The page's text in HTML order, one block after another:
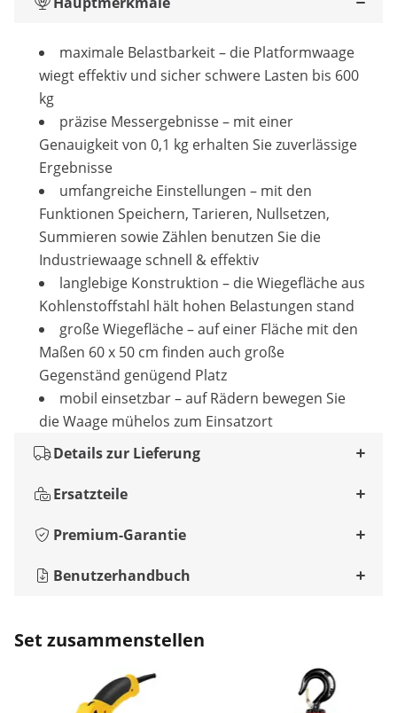
maximale Belastbarkeit – die Platformwaage
wiegt effektiv und sicher schwere Lasten bis 600
kg
präzise Messergebnisse – mit einer
Genauigkeit von 0,1 kg erhalten Sie zuverlässige
Ergebnisse
umfangreiche Einstellungen – mit den
Funktionen Speichern, Tarieren, Nullsetzen,
Summieren sowie Zählen benutzen Sie die
Industriewaage schnell & effektiv
langlebige Konstruktion – die Wiegefläche aus
Kohlenstoffstahl hält hohen Belastungen stand
große Wiegefläche – auf einer Fläche mit den
Maßen 60 x 50 cm finden auch große
Gegenständ genügend Platz
mobil einsetzbar – auf Rädern bewegen Sie
die Waage mühelos zum Einsatzort
Details zur Lieferung
Ersatzteile
Premium-Garantie
Benutzerhandbuch
Set zusammenstellen